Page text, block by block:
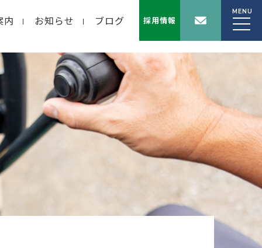
内 お知らせ ブログ 採用情報
MENU